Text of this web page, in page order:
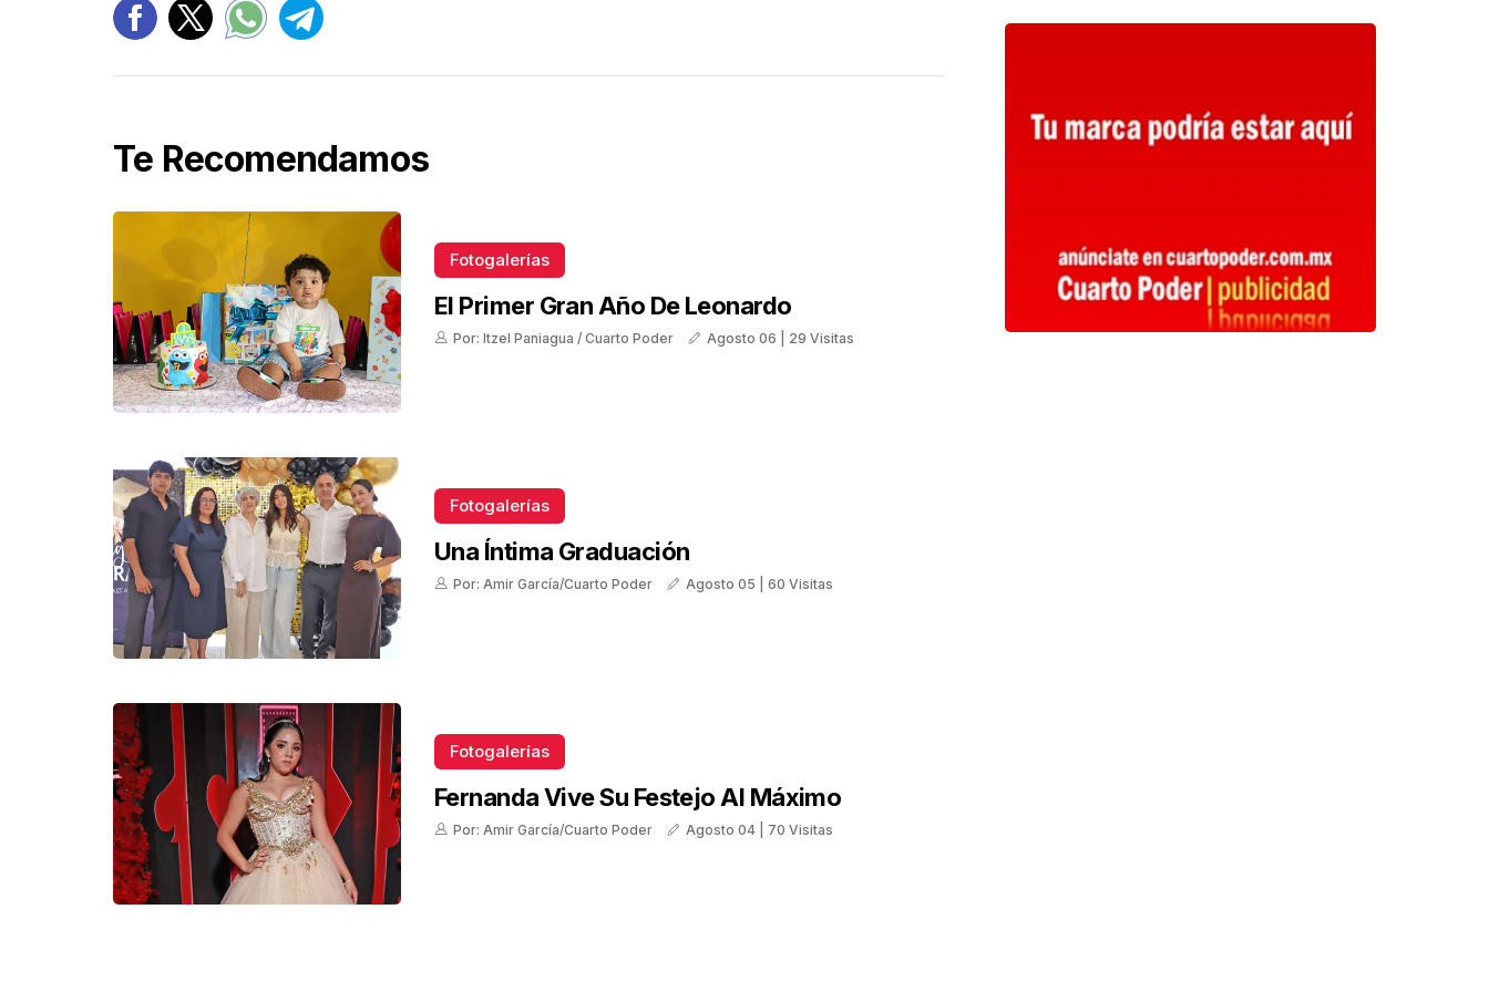
Te Recomendamos
Fotogalerías
El Primer Gran Año De Leonardo
Por: Itzel Paniagua / Cuarto Poder Agosto 06 | 29 Visitas
Fotogalerías
Una Íntima Graduación
Por: Amir García/Cuarto Poder Agosto 05 | 60 Visitas
Fotogalerías
Fernanda Vive Su Festejo Al Máximo
Por: Amir García/Cuarto Poder Agosto 04 | 70 Visitas